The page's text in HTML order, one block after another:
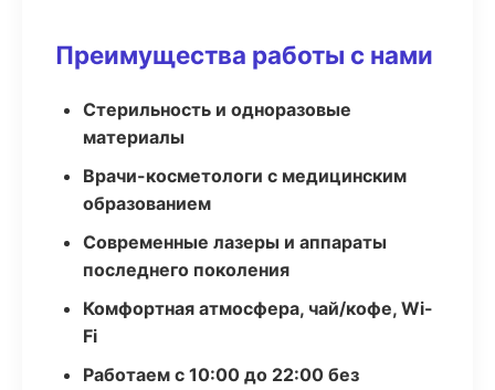
Преимущества работы с нами
Стерильность и одноразовые
материалы
Врачи-косметологи с медицинским
образованием
Современные лазеры и аппараты
последнего поколения
Комфортная атмосфера, чай/кофе, Wi-
Fi
Работаем с 10:00 до 22:00 без